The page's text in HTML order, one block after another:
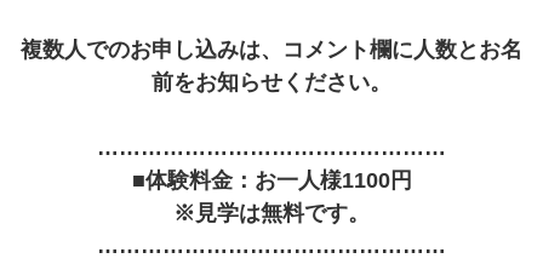
複数人でのお申し込みは、コメント欄に人数とお名
前をお知らせください。
…………………………………………
■体験料金：お一人様1100円
※見学は無料です。
…………………………………………